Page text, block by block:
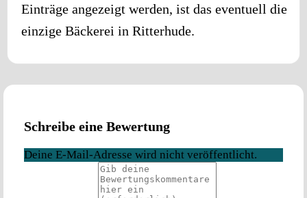
Einträge angezeigt werden, ist das eventuell die
einzige Bäckerei in Ritterhude.
Schreibe eine Bewertung
Deine E-Mail-Adresse wird nicht veröffentlicht.